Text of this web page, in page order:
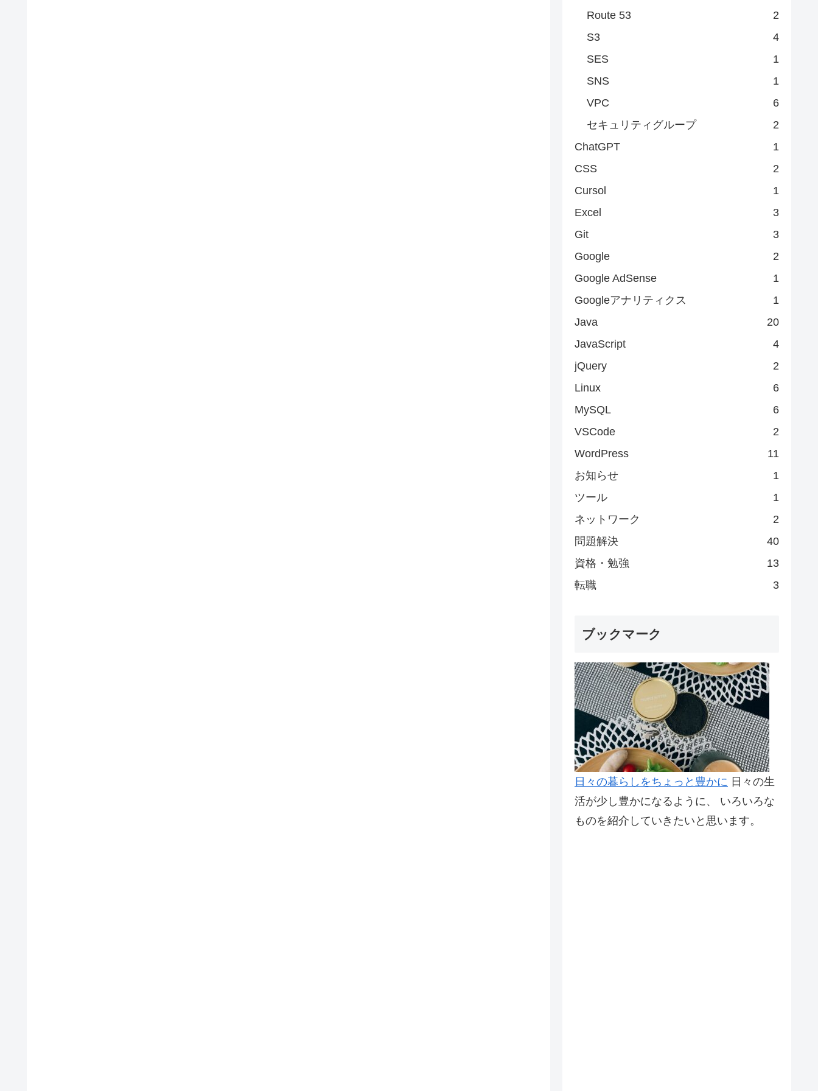
Route 53
2
S3
4
SES
1
SNS
1
VPC
6
セキュリティグループ
2
ChatGPT
1
CSS
2
Cursol
1
Excel
3
Git
3
Google
2
Google AdSense
1
Googleアナリティクス
1
Java
20
JavaScript
4
jQuery
2
Linux
6
MySQL
6
VSCode
2
WordPress
11
お知らせ
1
ツール
1
ネットワーク
2
問題解決
40
資格・勉強
13
転職
3
ブックマーク
日々の暮らしをちょっと豊かに 日々の生
活が少し豊かになるように、 いろいろな
ものを紹介していきたいと思います。